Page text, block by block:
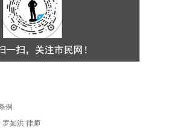
例
罗如洪律师